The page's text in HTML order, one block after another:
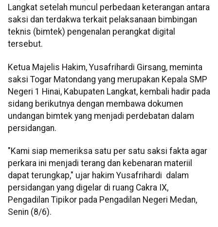
Langkat setelah muncul perbedaan keterangan antara
saksi dan terdakwa terkait pelaksanaan bimbingan
teknis (bimtek) pengenalan perangkat digital
tersebut.
Ketua Majelis Hakim, Yusafrihardi Girsang, meminta
saksi Togar Matondang yang merupakan Kepala SMP
Negeri 1 Hinai, Kabupaten Langkat, kembali hadir pada
sidang berikutnya dengan membawa dokumen
undangan bimtek yang menjadi perdebatan dalam
persidangan.
"Kami siap memeriksa satu per satu saksi fakta agar
perkara ini menjadi terang dan kebenaran materiil
dapat terungkap," ujar hakim Yusafrihardi dalam
persidangan yang digelar di ruang Cakra IX,
Pengadilan Tipikor pada Pengadilan Negeri Medan,
Senin (8/6).